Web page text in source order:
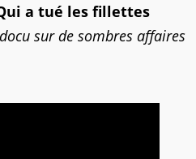
a tué les fillettes
sur de sombres affaires